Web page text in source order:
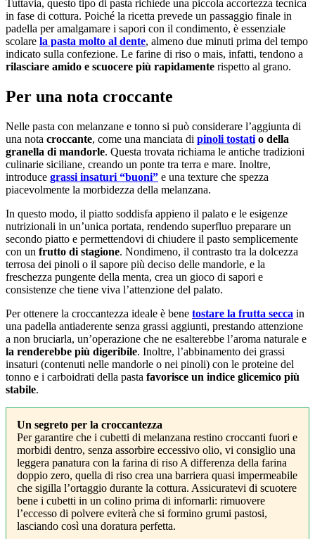
Tuttavia, questo tipo di pasta richiede una piccola accortezza tecnica
in fase di cottura. Poiché la ricetta prevede un passaggio finale in
padella per amalgamare i sapori con il condimento, è essenziale
scolare la pasta molto al dente, almeno due minuti prima del tempo
indicato sulla confezione. Le farine di riso o mais, infatti, tendono a
rilasciare amido e scuocere più rapidamente rispetto al grano.
Per una nota croccante
Nelle pasta con melanzane e tonno si può considerare l’aggiunta di
una nota croccante, come una manciata di pinoli tostati o della
granella di mandorle. Questa trovata richiama le antiche tradizioni
culinarie siciliane, creando un ponte tra terra e mare. Inoltre,
introduce grassi insaturi “buoni” e una texture che spezza
piacevolmente la morbidezza della melanzana.
In questo modo, il piatto soddisfa appieno il palato e le esigenze
nutrizionali in un’unica portata, rendendo superfluo preparare un
secondo piatto e permettendovi di chiudere il pasto semplicemente
con un frutto di stagione. Nondimeno, il contrasto tra la dolcezza
terrosa dei pinoli o il sapore più deciso delle mandorle, e la
freschezza pungente della menta, crea un gioco di sapori e
consistenze che tiene viva l’attenzione del palato.
Per ottenere la croccantezza ideale è bene tostare la frutta secca in
una padella antiaderente senza grassi aggiunti, prestando attenzione
a non bruciarla, un’operazione che ne esalterebbe l’aroma naturale e
la renderebbe più digeribile. Inoltre, l’abbinamento dei grassi
insaturi (contenuti nelle mandorle o nei pinoli) con le proteine del
tonno e i carboidrati della pasta favorisce un indice glicemico più
stabile.
Un segreto per la croccantezza
Per garantire che i cubetti di melanzana restino croccanti fuori e
morbidi dentro, senza assorbire eccessivo olio, vi consiglio una
leggera panatura con la farina di riso A differenza della farina
doppio zero, quella di riso crea una barriera quasi impermeabile
che sigilla l’ortaggio durante la cottura. Assicuratevi di scuotere
bene i cubetti in un colino prima di infornarli: rimuovere
l’eccesso di polvere eviterà che si formino grumi pastosi,
lasciando così una doratura perfetta.